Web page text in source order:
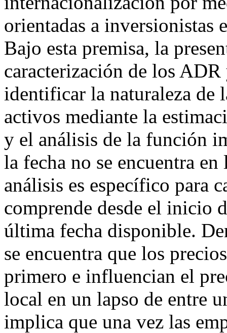
orientadas a inversionistas
Bajo esta premisa, la
caracterización de los
identificar la naturaleza de
activos mediante la
y el análisis de la función
la fecha no se encuentra
análisis es específico para
comprende desde el inicio
última fecha disponible.
se encuentra que los
primero e influencian el
local en un lapso de entre
implica que una vez las